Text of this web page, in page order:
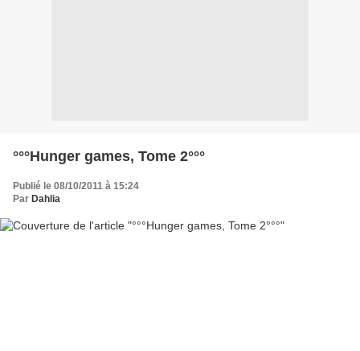
°°°Hunger games, Tome 2°°°
Publié le 08/10/2011 à 15:24
Par Dahlia